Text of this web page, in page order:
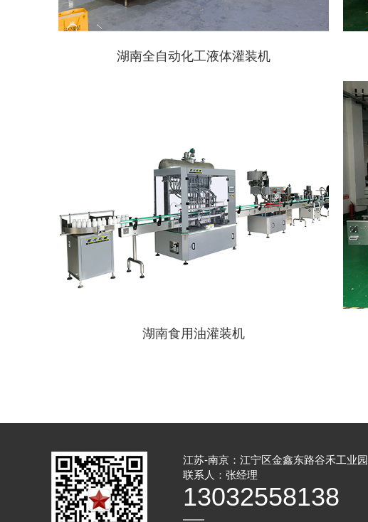
湖南全自动化工液体灌装机
湖南食用油灌装机
江苏-南京：江宁区金鑫东路谷禾工业园
联系人：张经理
13032558138